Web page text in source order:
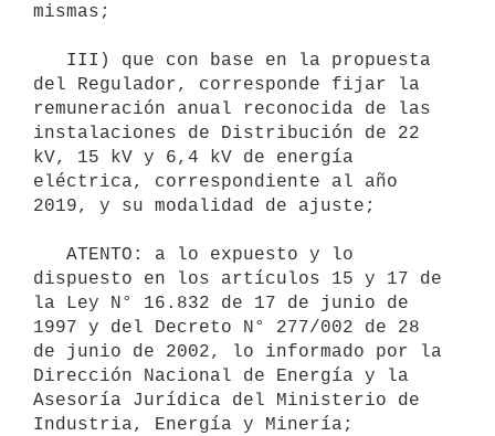
mismas;
del Regulador, corresponde fijar la
remuneración anual reconocida de las
instalaciones de Distribución de 22
kV, 15 kV y 6,4 kV de energía
eléctrica, correspondiente al año
2019, y su modalidad de ajuste;
dispuesto en los artículos 15 y 17 de
la Ley N° 16.832 de 17 de junio de
1997 y del Decreto N° 277/002 de 28
de junio de 2002, lo informado por la
Dirección Nacional de Energía y la
Asesoría Jurídica del Ministerio de
Industria, Energía y Minería;